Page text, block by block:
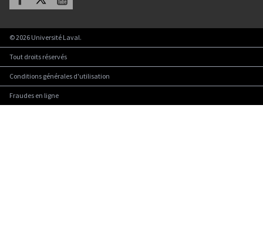
©2026 Université Laval.
Tout droits réservés
Conditions générales d'utilisation
Fraudes en ligne